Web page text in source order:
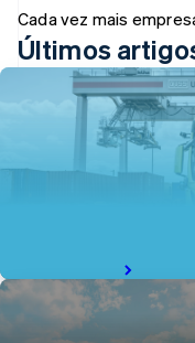
Cada vez mais
Últimos
Como a inovação
transportes
Leia a história
English
Países Baixos
NederlandsEnglish
Polônia
English
Portugal
RAE de Hong
República Tcheca
English
Romênia
English